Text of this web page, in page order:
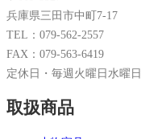
シ
ョ
ン
兵庫県三田市中町7-17
TEL：079-562-2557
FAX：079-563-6419
定休日・毎週火曜日水曜日
取扱商品